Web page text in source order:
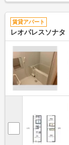
賃貸アパート
レオパレスソナタ